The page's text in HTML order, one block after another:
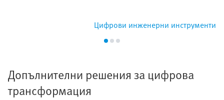
Цифрови инженерни инструменти
Допълнителни решения за цифрова
трансформация